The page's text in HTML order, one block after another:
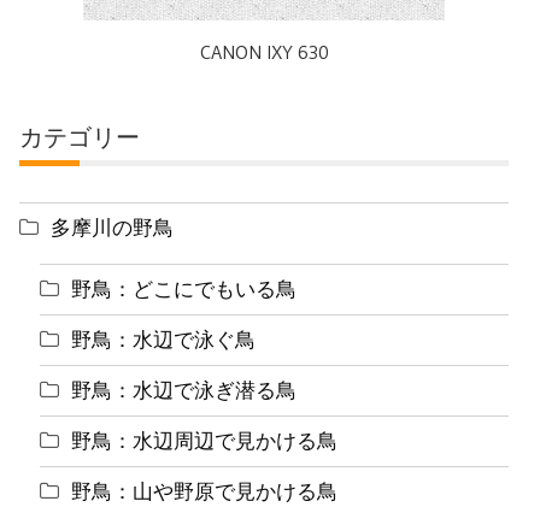
CANON IXY 630
カテゴリー
多摩川の野鳥
野鳥：どこにでもいる鳥
野鳥：水辺で泳ぐ鳥
野鳥：水辺で泳ぎ潜る鳥
野鳥：水辺周辺で見かける鳥
野鳥：山や野原で見かける鳥